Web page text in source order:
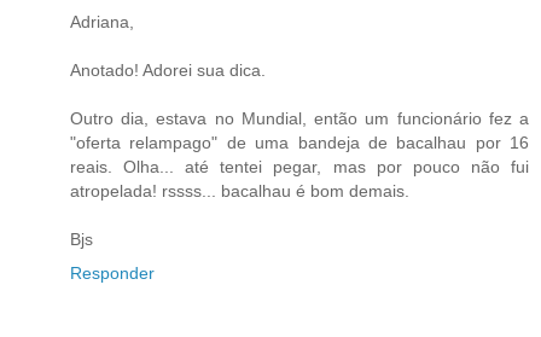
Adriana,
Anotado! Adorei sua dica.
Outro dia, estava no Mundial, então um funcionário fez a
"oferta relampago" de uma bandeja de bacalhau por 16
reais. Olha... até tentei pegar, mas por pouco não fui
atropelada! rssss... bacalhau é bom demais.
Bjs
Responder